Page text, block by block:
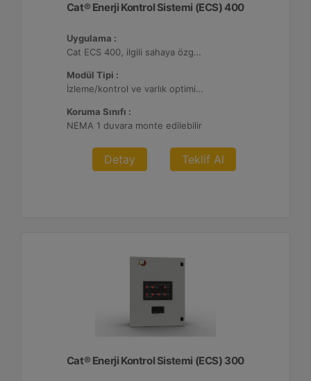
Cat® Enerji Kontrol Sistemi (ECS) 400
Uygulama :
Cat ECS 400, ilgili sahaya özgü varlık gereksinimlerini karşılayacak şekilde yapılandırılabildiği çeşitli mikro şebekelerde kullanılmaktadır.
Modül Tipi :
İzleme/kontrol ve varlık optimizasyonu, 32 adede kadar Dağıtılmış Enerji Kaynağı (DER) ile yapılandırılabilir.
Koruma Sınıfı :
NEMA 1 duvara monte edilebilir
Detay Teklif Al
Cat® Enerji Kontrol Sistemi (ECS) 300